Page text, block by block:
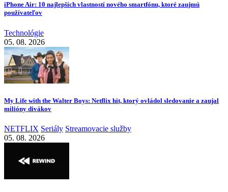
iPhone Air: 10 najlepších vlastností nového smartfónu, ktoré zaujmú
používateľov
Technológie
05. 08. 2026
My Life with the Walter Boys: Netflix hit, ktorý ovládol sledovanie a zaujal
milióny divákov
NETFLIX Seriály Streamovacie služby
05. 08. 2026